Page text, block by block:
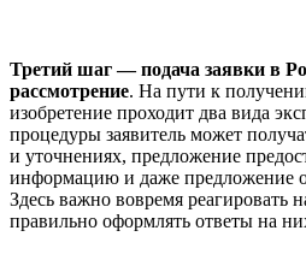
Третий шаг — подача заявки в
рассмотрение. На пути к
изобретение проходит два вида
процедуры заявитель может
и уточнениях, предложение
информацию и даже предложение о
Здесь важно вовремя реагировать
правильно оформлять ответы на